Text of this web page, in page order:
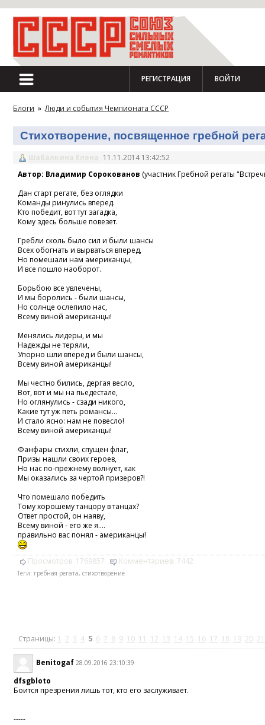
РЕГИСТРАЦИЯ ВОЙТИ
Блоги » Люди и события Чемпионата СССР
Стихотворение, посвященное гребной
Шабалкина Елена 11.11.2014 13:42:52
Автор: Владимир Сорокованов (участник Гребной регаты
Дан старт регате, без оглядки
Команды ринулись вперед.
Кто победит, вот тут загадка,
Кому здесь больше повезет.
Гребли сколь было сил и были шансы
Всех обогнать и вырваться вперед,
Но помешали нам американцы,
И все пошло наоборот.
Борьбою все увлечены,
И мы боролись - были шансы,
Но солнце ослепило нас,
Всему виной американцы!
Менялись лидеры, и мы
Надежды не теряли,
Упорно шли вперед и были шансы,
Всему виной американцы!
Мы честно бились, дергая весло,
Вот, вот и мы на пьедестале,
Но оглянулись - сзади никого,
Какие тут уж петь романсы...
И стало ясно: нам не повесло!
Всему виной американцы!
Фанфары стихли, спущен флаг,
Призы нашли своих героев,
Но нас по-прежнему волнует, как
Мы оказались за чертой призеров?!
Что помешало победить
Тому хорошему танцору в танцах?
Ответ простой, он наяву,
Всему виной - его же я....
правильно вас понял - американцы!
Просмотров: 1769857 Комментариев: 7442
Теги: гребная регата, стихотворение
Страницы: 1 2 3 4 5 6 7 8 9 10 11 12 13 14 15 16 17 18 19 20 21
Benitogaf 28.09.2016 23:10:39
dfsgbloto
Боится презрения лишь тот, кто его заслуживает.
-----